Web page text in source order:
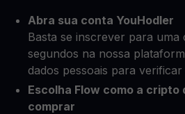
Abra sua conta YouHodler
Basta se inscrever para uma
segundos na nossa
dados pessoais para verificar
Escolha Flow como a cripto
comprar